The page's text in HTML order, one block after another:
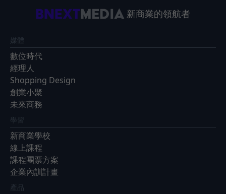
新商業的領航者
媒體
數位時代
經理人
Shopping Design
創業小聚
未來商務
學習
新商業學校
線上課程
課程團票方案
企業內訓計畫
產品